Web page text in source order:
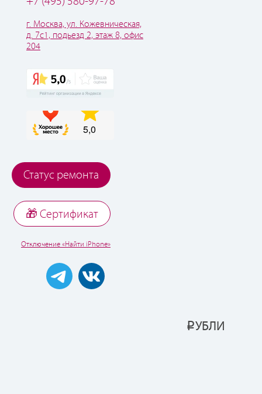
г. Москва, ул. Кожевническая,
д. 7с1, подьезд 2, этаж 8, офис
204
Статус ремонта
🎁 Cертификат
Отключение «Найти iPhone»
РУБЛИ